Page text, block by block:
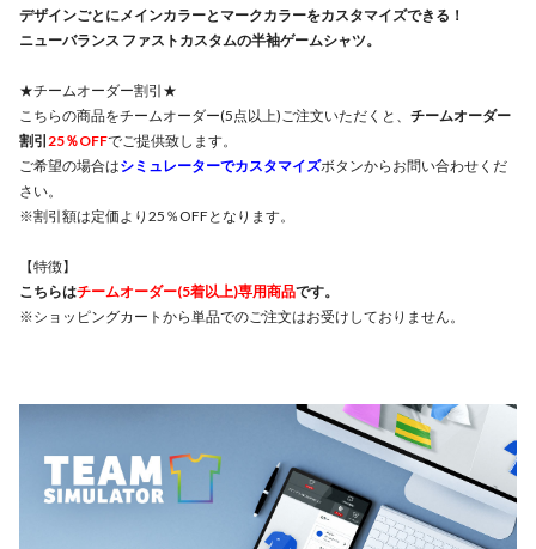
デザインごとにメインカラーとマークカラーをカスタマイズできる！
ニューバランス ファストカスタムの半袖ゲームシャツ。
★チームオーダー割引★
こちらの商品をチームオーダー(5点以上)ご注文いただくと、 チームオーダー
割引 25％OFFでご提供致します。
ご希望の場合はシミュレーターでカスタマイズボタンからお問い合わせくだ
さい。
※割引額は定価より25％OFFとなります。
【特徴】
こちらはチームオーダー(5着以上)専用商品です。
※ショッピングカートから単品でのご注文はお受けしておりません。